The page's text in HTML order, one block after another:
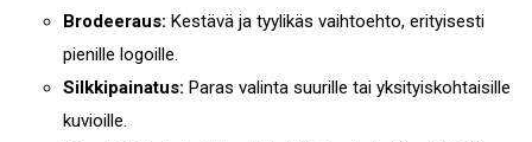
Brodeeraus: Kestävä ja tyylikäs vaihtoehto, erityisesti
pienille logoille.
Silkkipainatus: Paras valinta suurille tai yksityiskohtaisille
kuvioille.